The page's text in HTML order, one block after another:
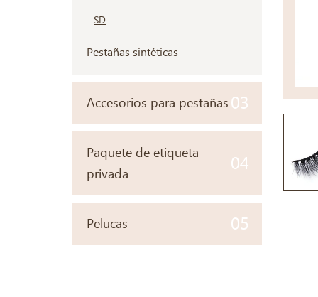
SD
Pestañas sintéticas
Accesorios para pestañas 03
Paquete de etiqueta
privada
04
Pelucas 05